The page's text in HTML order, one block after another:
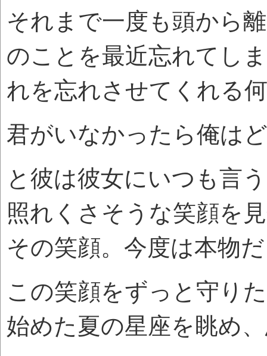
それまで一度も頭から
のことを最近忘れてし
れを忘れさせてくれる
君がいなかったら俺は
と彼は彼女にいつも言
照れくさそうな笑顔を
その笑顔。今度は本物
この笑顔をずっと守り
始めた夏の星座を眺め